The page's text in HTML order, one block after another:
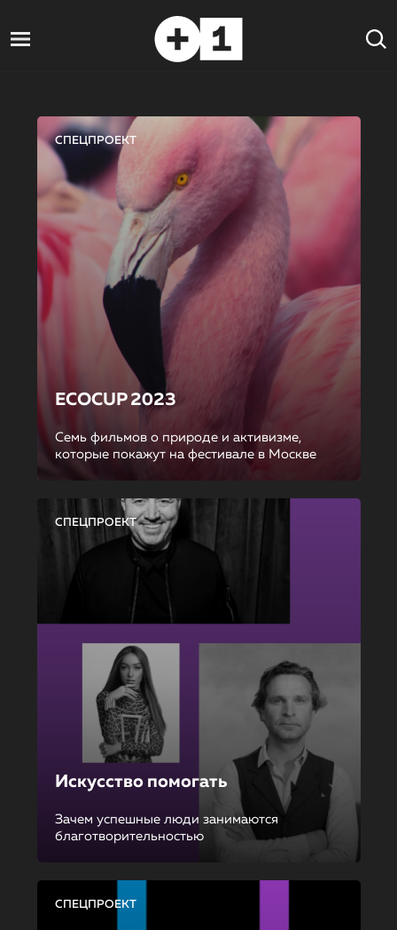
СПЕЦПРОЕКТ
ECOCUP 2023
Семь фильмов о природе и активизме,
которые покажут на фестивале в Москве
СПЕЦПРОЕКТ
Искусство помогать
Зачем успешные люди занимаются
благотворительностью
СПЕЦПРОЕКТ